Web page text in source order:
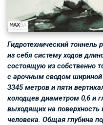
Гидротехнический тоннель
из себя систему ходов
состоящую из собственно
с арочным сводом шириной
3345 метров и пяти
колодцев диаметром 0,6 и
выходящих на поверхность
человека. Общая глубина